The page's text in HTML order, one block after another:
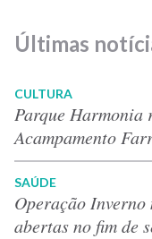
Últimas
CULTURA
Parque Harmonia
Acampamento
SAÚDE
Operação Inverno
abertas no fim de